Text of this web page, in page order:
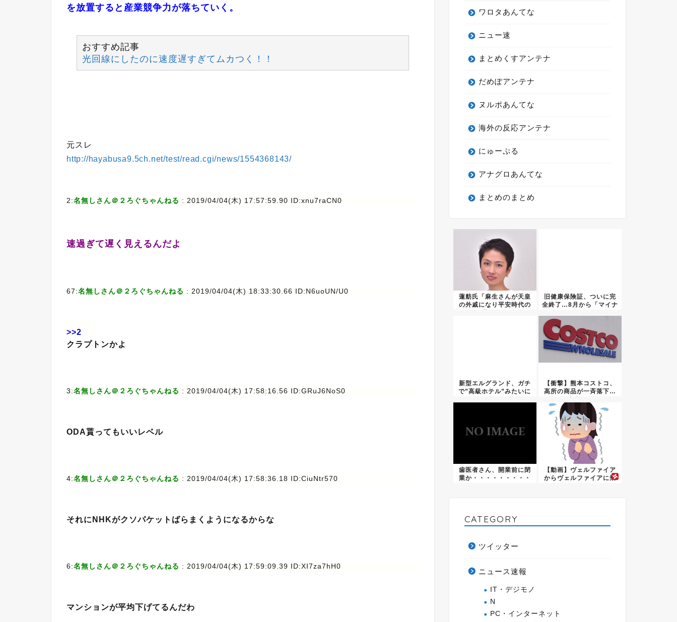
を放置すると産業競争力が落ちていく。
おすすめ記事
光回線にしたのに速度遅すぎてムカつく！！
元スレ
http://hayabusa9.5ch.net/test/read.cgi/news/1554368143/
2:名無しさん＠２ろぐちゃんねる : 2019/04/04(木) 17:57:59.90 ID:xnu7raCN0
速過ぎて遅く見えるんだよ
67:名無しさん＠２ろぐちゃんねる : 2019/04/04(木) 18:33:30.66 ID:N6uoUN/U0
>>2
クラプトンかよ
3:名無しさん＠２ろぐちゃんねる : 2019/04/04(木) 17:58:16.56 ID:GRuJ6NoS0
ODA貰ってもいいレベル
4:名無しさん＠２ろぐちゃんねる : 2019/04/04(木) 17:58:36.18 ID:CiuNtr570
それにNHKがクソパケットばらまくようになるからな
6:名無しさん＠２ろぐちゃんねる : 2019/04/04(木) 17:59:09.39 ID:XI7za7hH0
マンションが平均下げてるんだわ
ワロタあんてな
ニュー速
まとめくすアンテナ
だめぽアンテナ
ヌルポあんてな
海外の反応アンテナ
にゅーぷる
アナグロあんてな
まとめのまとめ
蓮舫氏「麻生さんが天皇
の外戚になり平安時代の
旧健康保険証、ついに完
全終了…8月から「マイナ
新型エルグランド、ガチ
で”高級ホテル”みたいに
【衝撃】熊本コストコ、
高所の商品が一斉落下…
歯医者さん、開業前に閉
業か・・・・・・・・・
【動画】ヴェルファイア
からヴェルファイアに乗
CATEGORY
ツイッター
ニュース速報
IT・デジモノ
N
PC・インターネット